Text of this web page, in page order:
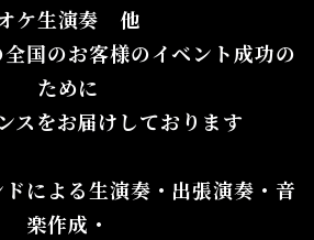
ケ生演奏 他
国のお客様のイベント成功の
ために
スをお届けしております
による生演奏・出張演奏・音
楽作成・